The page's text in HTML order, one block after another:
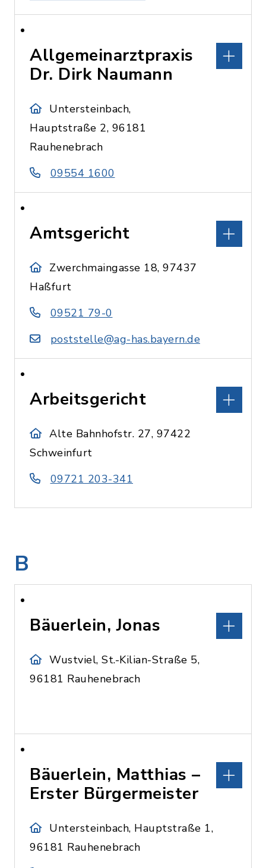
Allgemeinarztpraxis
Dr. Dirk Naumann
Untersteinbach,
Hauptstraße 2, 96181
Rauhenebrach
09554 1600
Amtsgericht
Zwerchmaingasse 18, 97437
Haßfurt
09521 79-0
poststelle@ag-has.bayern.de
Arbeitsgericht
Alte Bahnhofstr. 27, 97422
Schweinfurt
09721 203-341
B
Bäuerlein, Jonas
Wustviel, St.-Kilian-Straße 5,
96181 Rauhenebrach
Bäuerlein, Matthias –
Erster Bürgermeister
Untersteinbach, Hauptstraße 1,
96181 Rauhenebrach